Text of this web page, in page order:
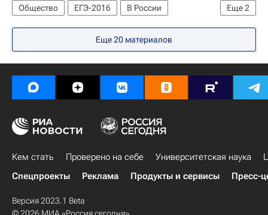
Еще2
Общество ЕГЭ-2016
В России
Сергей Кравцов
Россия
Еще 20 материалов
Кем стать Проверено на себе Университетская наука
Спецпроекты
Реклама Продукты и сервисы Пресс-
Версия 2023.1 Beta